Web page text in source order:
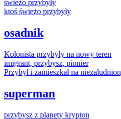
świeżo przybyły
ktoś świeżo przybyły
osadnik
Kolonista przybyły na nowy teren
imigrant, przybysz, pionier
Przybyłi zamieszkał na
superman
przybysz z planety krypton